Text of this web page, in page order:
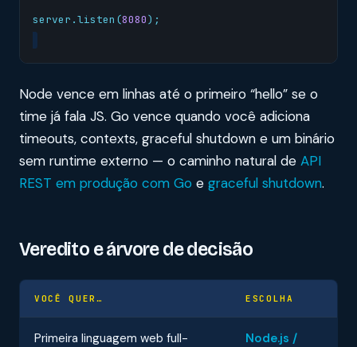
server .listen (8080);
Node vence em linhas até o primeiro “hello” se o
time já fala JS. Go vence quando você adiciona
timeouts, contexts, graceful shutdown e um binário
sem runtime externo — o caminho natural de API
REST em produção com Go e graceful shutdown.
Veredito e árvore de decisão
VOCÊ QUER… ESCOLHA
Primeira linguagem web full-
Node.js /